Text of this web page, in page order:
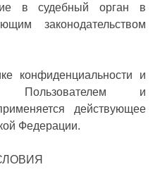
в судебный орган в
законодательством
конфиденциальности и
Пользователем и
действующее
Федерации.